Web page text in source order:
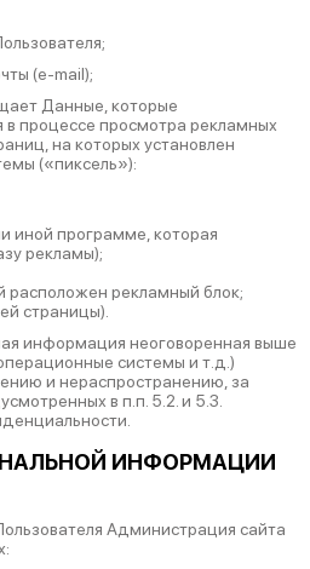
(e-mail);
Данные, которые
процессе просмотра рекламных
на которых установлен
(«пиксель»):
иной программе, которая
рекламы);
расположен рекламный блок;
страницы).
информация неоговоренная выше
системы и т.д.)
и нераспространению, за
в п.п. 5.2. и 5.3.
ИНФОРМАЦИИ
Администрация сайта